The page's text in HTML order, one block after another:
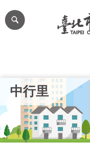
跳到主要內容區塊
網
站
台
中行里